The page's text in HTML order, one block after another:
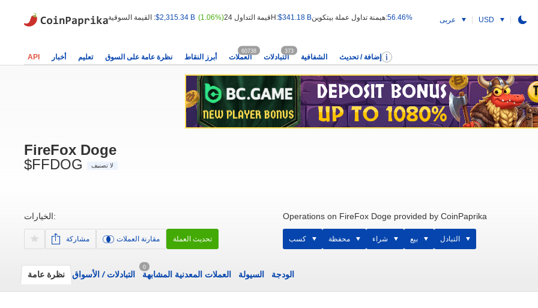
القيمة السوقية :$2,315.34 B (1.06%) قيمة التداول 24H:$341.18 B هيمنة تداول عملة بيتكوين:56.46% عربى USD
API أخبار تعليم نظرة عامة على السوق أبرز النقاط العملات
60738
التبادلات
373
الشفافية إضافة / تحديث
FireFox Doge
$FFDOG
لا تصنيف
الخيارات:
مشاركة مقارنة العملات تحديث العملة
Operations on FireFox Doge provided by CoinPaprika
كسب محفظة شراء بيع التبادل
نظرة عامة التبادلات/ الأسواق
0
العملات المعدنية المشابهة السيولة الودجة